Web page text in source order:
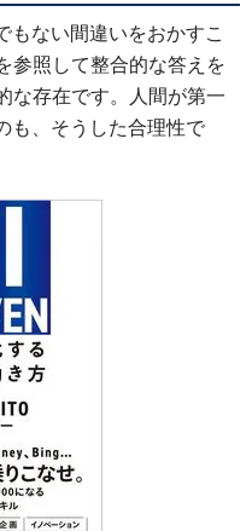
もない間違いをおかすこ
参照して整合的な答えを
な存在です。人間が第一
も、そうした合理性で